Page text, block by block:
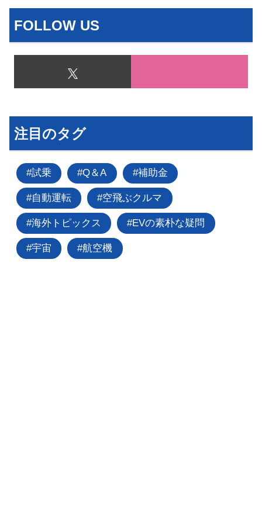
FOLLOW US
注目のタグ
試乗 Q＆A 補助金
自動運転 空飛ぶクルマ
海外トピックス EVの素朴な疑問
宇宙 航空機